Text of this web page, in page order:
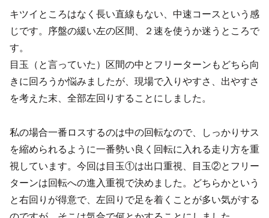
キツイところはなく長い直線もない、中速コースという感
じです。序盤の緩い左の区間、２速を使うか迷うところで
す。
目玉（と言っていた）区間の中とフリーターンもどちら向
きに回ろうか悩みましたが、現場で入りやすさ、出やすさ
を考えた末、全部左回りすることにしました。
私の場合一番ロスするのは中の回転なので、しっかりサス
を縮められるように一番勢い良く回転に入れる走り方を重
視しています。今回は目玉①は出口重視、目玉②とフリー
ターンは回転への進入重視で決めました。どちらかという
と右回りが得意で、左回りで足を着くことが多い気がする